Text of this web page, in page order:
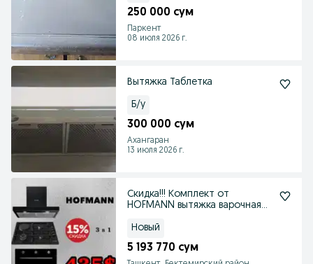
250 000 сум
Паркент
08 июля 2026 г.
Вытяжка Таблетка
Б/у
300 000 сум
Ахангаран
13 июля 2026 г.
Скидка!!! Комплект от
HOFMANN вытяжка варочная
Новый
5 193 770 сум